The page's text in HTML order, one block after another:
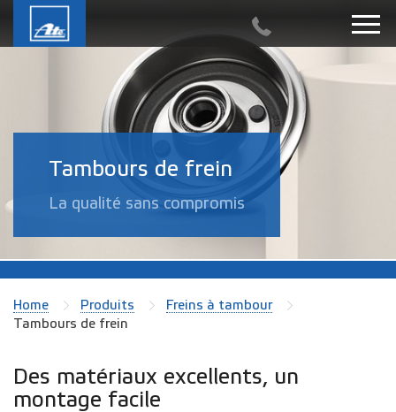
Tambours de frein
La qualité sans compromis
Home Produits
Freins à tambour
Tambours de frein
Des matériaux excellents, un
montage facile